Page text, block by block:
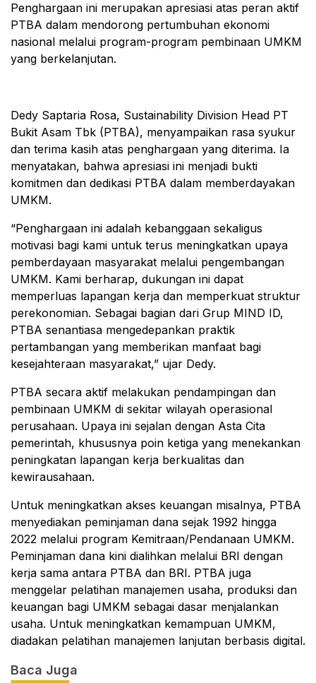
Penghargaan ini merupakan apresiasi atas peran aktif
PTBA dalam mendorong pertumbuhan ekonomi
nasional melalui program-program pembinaan UMKM
yang berkelanjutan.
Dedy Saptaria Rosa, Sustainability Division Head PT
Bukit Asam Tbk (PTBA), menyampaikan rasa syukur
dan terima kasih atas penghargaan yang diterima. Ia
menyatakan, bahwa apresiasi ini menjadi bukti
komitmen dan dedikasi PTBA dalam memberdayakan
UMKM.
“Penghargaan ini adalah kebanggaan sekaligus
motivasi bagi kami untuk terus meningkatkan upaya
pemberdayaan masyarakat melalui pengembangan
UMKM. Kami berharap, dukungan ini dapat
memperluas lapangan kerja dan memperkuat struktur
perekonomian. Sebagai bagian dari Grup MIND ID,
PTBA senantiasa mengedepankan praktik
pertambangan yang memberikan manfaat bagi
kesejahteraan masyarakat,” ujar Dedy.
PTBA secara aktif melakukan pendampingan dan
pembinaan UMKM di sekitar wilayah operasional
perusahaan. Upaya ini sejalan dengan Asta Cita
pemerintah, khususnya poin ketiga yang menekankan
peningkatan lapangan kerja berkualitas dan
kewirausahaan.
Untuk meningkatkan akses keuangan misalnya, PTBA
menyediakan peminjaman dana sejak 1992 hingga
2022 melalui program Kemitraan/Pendanaan UMKM.
Peminjaman dana kini dialihkan melalui BRI dengan
kerja sama antara PTBA dan BRI. PTBA juga
menggelar pelatihan manajemen usaha, produksi dan
keuangan bagi UMKM sebagai dasar menjalankan
usaha. Untuk meningkatkan kemampuan UMKM,
diadakan pelatihan manajemen lanjutan berbasis digital.
Baca Juga